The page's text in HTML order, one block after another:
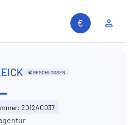
GESCHLOSSEN
Diese
Information
teilen
2012AC037